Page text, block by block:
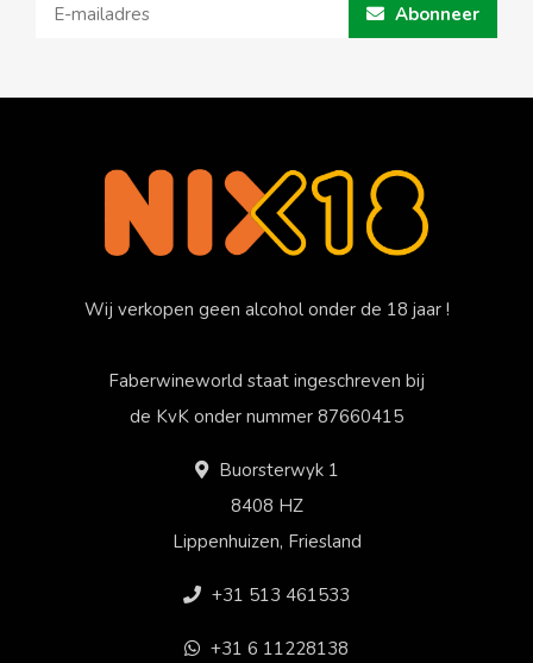
Abonneer
Wij verkopen geen alcohol onder de 18 jaar !
Faberwineworld staat ingeschreven bij
de KvK onder nummer 87660415
Buorsterwyk 1
8408 HZ
Lippenhuizen, Friesland
+31 513 461533
+31 6 11228138